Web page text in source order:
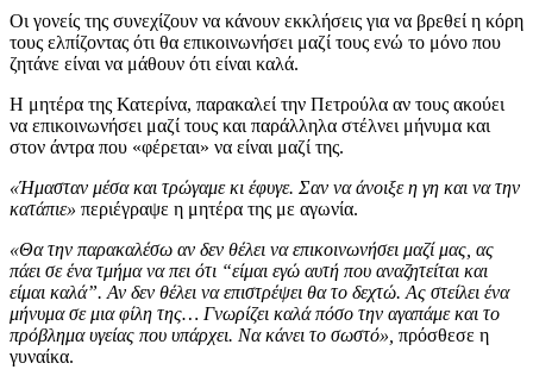
Οι γονείς της συνεχίζουν να κάνουν εκκλήσεις για να βρεθεί η κόρη
τους ελπίζοντας ότι θα επικοινωνήσει μαζί τους ενώ το μόνο που
ζητάνε είναι να μάθουν ότι είναι καλά.
Η μητέρα της Κατερίνα, παρακαλεί την Πετρούλα αν τους ακούει
να επικοινωνήσει μαζί τους και παράλληλα στέλνει μήνυμα και
στον άντρα που «φέρεται» να είναι μαζί της.
«Ήμασταν μέσα και τρώγαμε κι έφυγε. Σαν να άνοιξε η γη και να την
κατάπιε» περιέγραψε η μητέρα της με αγωνία.
«Θα την παρακαλέσω αν δεν θέλει να επικοινωνήσει μαζί μας, ας
πάει σε ένα τμήμα να πει ότι “είμαι εγώ αυτή που αναζητείται και
είμαι καλά”. Αν δεν θέλει να επιστρέψει θα το δεχτώ. Ας στείλει ένα
μήνυμα σε μια φίλη της… Γνωρίζει καλά πόσο την αγαπάμε και το
πρόβλημα υγείας που υπάρχει. Να κάνει το σωστό», πρόσθεσε η
γυναίκα.